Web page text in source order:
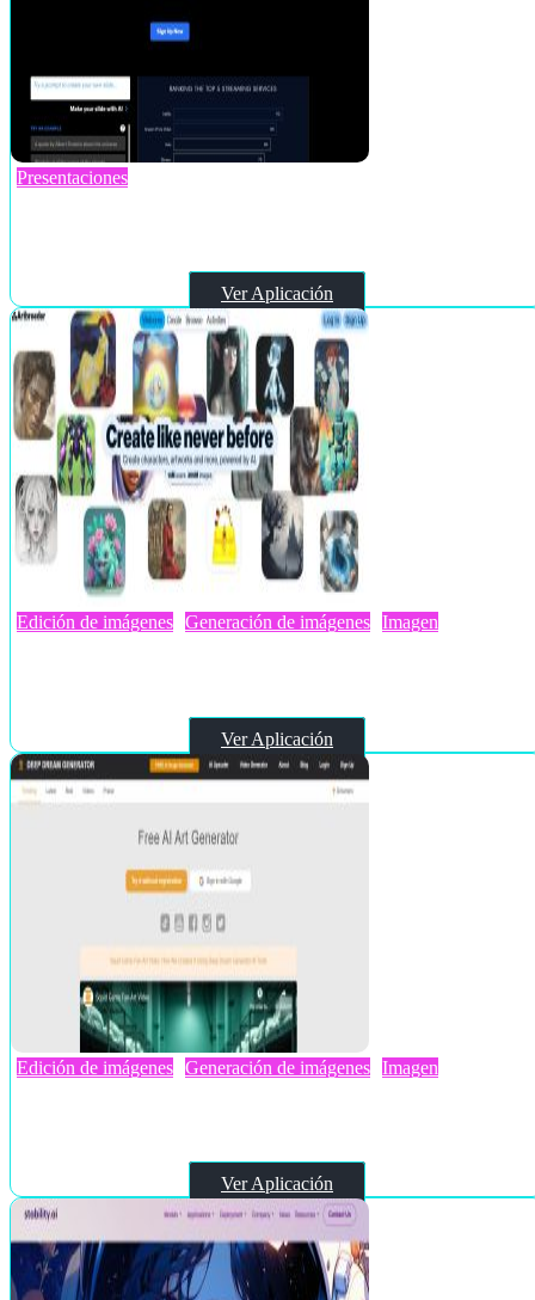
Presentaciones
Ver Aplicación
Edición de imágenes Generación de imágenes Imagen
Ver Aplicación
Edición de imágenes Generación de imágenes Imagen
Ver Aplicación